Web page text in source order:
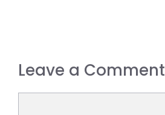
Leave a Comment